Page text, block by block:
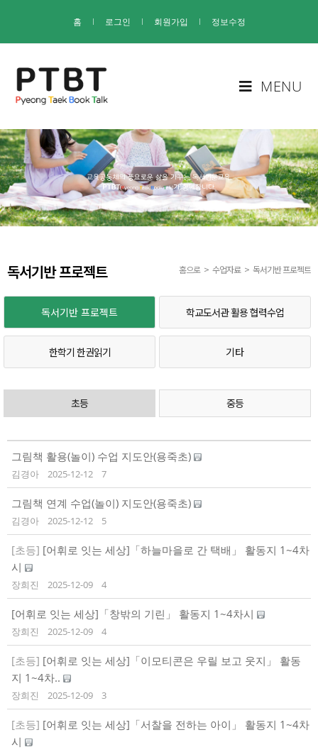
홈 I 로그인 I 회원가입 I 정보수정
MENU
독서기반 프로젝트 홈으로 > 수업자료 > 독서기반 프로젝트
독서기반 프로젝트 학교도서관 활용 협력수업
한학기 한권읽기 기타
초등 중등
그림책 활용(놀이) 수업 지도안(용죽초)
김경아 2025-12-12 7
그림책 연계 수업(놀이) 지도안(용죽초)
김경아 2025-12-12 5
[초등] [어휘로 잇는 세상]「하늘마을로 간 택배」 활동지 1~4차
시
장희진 2025-12-09 4
[어휘로 잇는 세상]「창밖의 기린」 활동지 1~4차시
장희진 2025-12-09 4
[초등] [어휘로 잇는 세상]「이모티콘은 우릴 보고 웃지」 활동
지 1~4차..
장희진 2025-12-09 3
[초등] [어휘로 잇는 세상]「서찰을 전하는 아이」 활동지 1~4차
시